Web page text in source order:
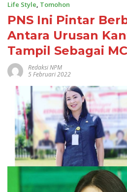
Life Style, Tomohon
PNS Ini Pintar
Antara Urusan
Tampil Sebagai MC
Redaksi NPM
5 Februari 2022